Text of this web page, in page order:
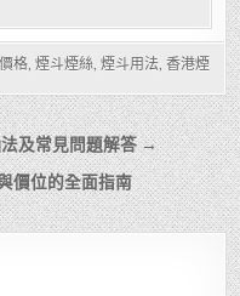
格 煙斗煙絲 煙斗用法 香港煙
及常見問題解答 →
價位的全面指南